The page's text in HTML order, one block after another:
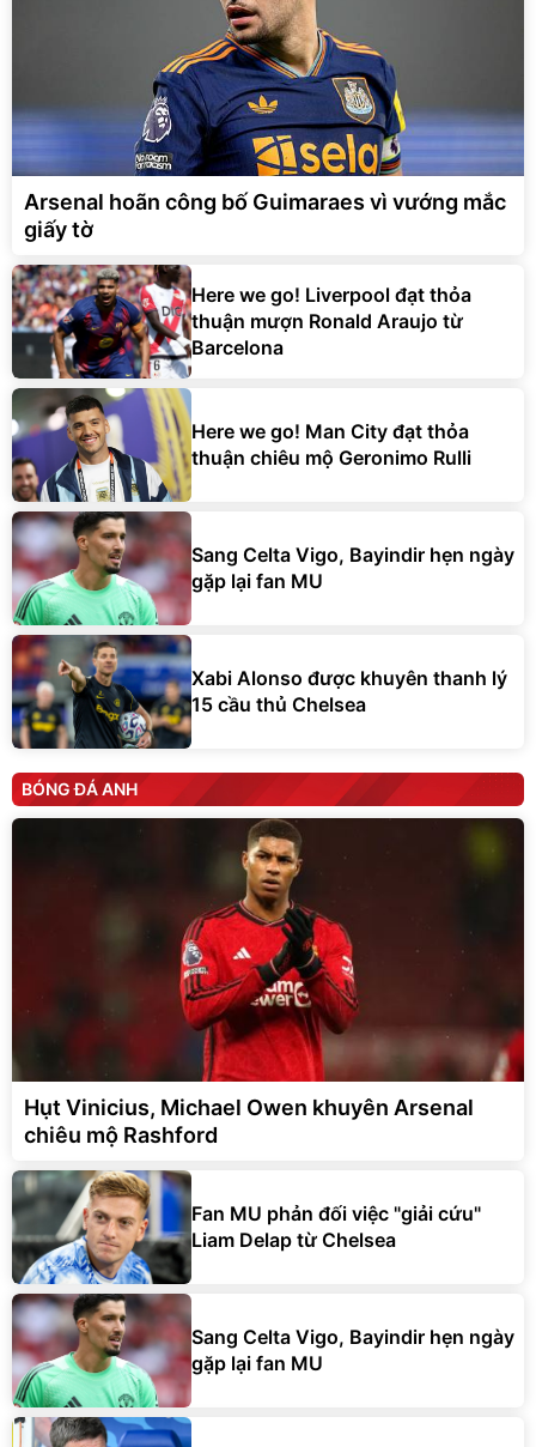
Arsenal hoãn công bố Guimaraes vì vướng mắc
giấy tờ
Here we go! Liverpool đạt thỏa
thuận mượn Ronald Araujo từ
Barcelona
Here we go! Man City đạt thỏa
thuận chiêu mộ Geronimo Rulli
Sang Celta Vigo, Bayindir hẹn ngày
gặp lại fan MU
Xabi Alonso được khuyên thanh lý
15 cầu thủ Chelsea
BÓNG ĐÁ ANH
Hụt Vinicius, Michael Owen khuyên Arsenal
chiêu mộ Rashford
Fan MU phản đối việc "giải cứu"
Liam Delap từ Chelsea
Sang Celta Vigo, Bayindir hẹn ngày
gặp lại fan MU